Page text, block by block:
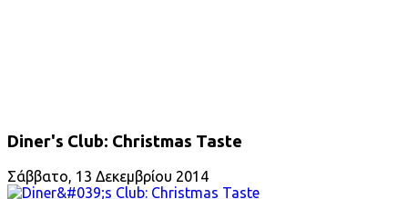
Diner's Club: Christmas Taste
Σάββατο, 13 Δεκεμβρίου 2014